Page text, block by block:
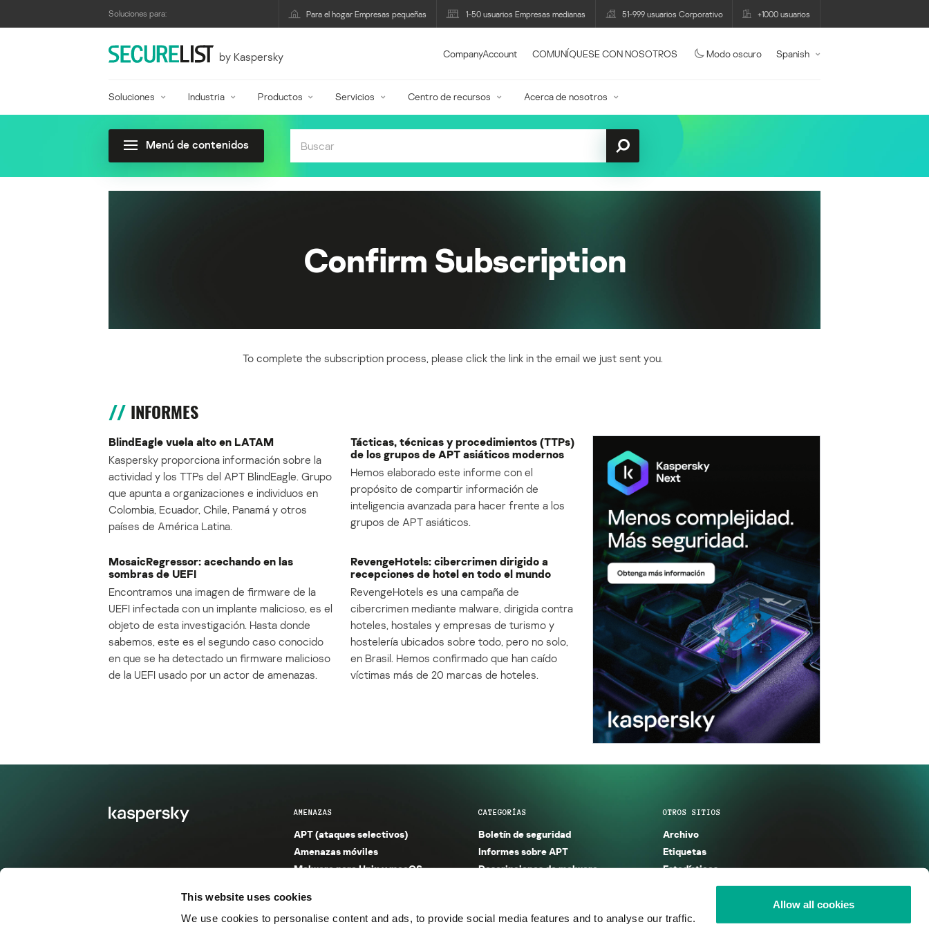
This website uses cookies
We use cookies to personalise content and ads, to provide social media features and to analyse our traffic.
Allow all cookies
Soluciones para: Para el hogar Empresas pequeñas 1-50 usuarios Empresas medianas 51-999 usuarios Corporativo +1000 usuarios
by Kaspersky CompanyAccount COMUNÍQUESE CON NOSOTROS Modo oscuro Spanish
Soluciones Industria Productos Servicios Centro de recursos Acerca de nosotros
Menú de contenidos
Confirm Subscription
To complete the subscription process, please click the link in the email we just sent you.
INFORMES
BlindEagle vuela alto en LATAM
Kaspersky proporciona información sobre la
actividad y los TTPs del APT BlindEagle. Grupo
que apunta a organizaciones e individuos en
Colombia, Ecuador, Chile, Panamá y otros
países de América Latina.
Tácticas, técnicas y procedimientos (TTPs)
de los grupos de APT asiáticos modernos
Hemos elaborado este informe con el
propósito de compartir información de
inteligencia avanzada para hacer frente a los
grupos de APT asiáticos.
MosaicRegressor: acechando en las
sombras de UEFI
Encontramos una imagen de firmware de la
UEFI infectada con un implante malicioso, es el
objeto de esta investigación. Hasta donde
sabemos, este es el segundo caso conocido
en que se ha detectado un firmware malicioso
de la UEFI usado por un actor de amenazas.
RevengeHotels: cibercrimen dirigido a
recepciones de hotel en todo el mundo
RevengeHotels es una campaña de
cibercrimen mediante malware, dirigida contra
hoteles, hostales y empresas de turismo y
hostelería ubicados sobre todo, pero no solo,
en Brasil. Hemos confirmado que han caído
víctimas más de 20 marcas de hoteles.
AMENAZAS
APT (ataques selectivos)
Amenazas móviles
Malware para Unix y macOS
Entorno seguro (IoT)
Amenazas financieras
CATEGORÍAS
Boletín de seguridad
Informes sobre APT
Descripciones de malware
Informes sobre spam y phishing
OTROS SITIOS
Archivo
Etiquetas
Estadísticas
Enciclopedia
KSB 2025